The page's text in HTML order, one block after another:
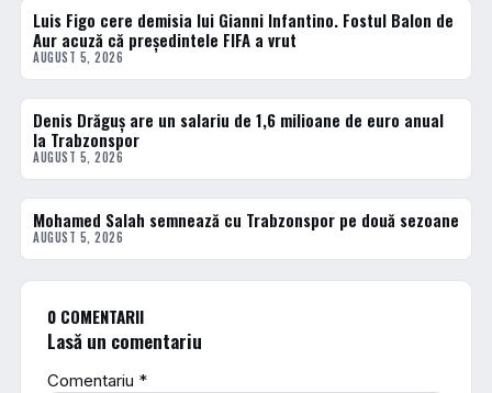
FOTBAL EXTERN
Luis Figo cere demisia lui Gianni Infantino. Fostul Balon de
Aur acuză că președintele FIFA a vrut
AUGUST 5, 2026
FOTBAL EXTERN
Denis Drăguș are un salariu de 1,6 milioane de euro anual
la Trabzonspor
AUGUST 5, 2026
FOTBAL EXTERN
Mohamed Salah semnează cu Trabzonspor pe două sezoane
AUGUST 5, 2026
0 COMENTARII
Lasă un comentariu
Comentariu *